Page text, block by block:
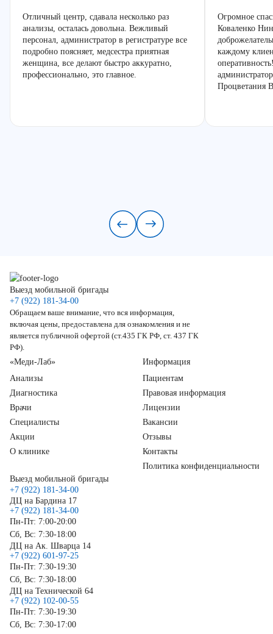
Отличный центр, сдавала несколько раз
анализы, осталась довольна. Вежливый
персонал, администратор в регистратуре все
подробно поясняет, медсестра приятная
женщина, все делают быстро аккуратно,
профессионально, это главное.
Огромное
Коваленко
каждому
Выезд мобильной бригады
+7 (922) 181-34-00
Обращаем ваше внимание, что вся информация,
включая цены, предоставлена для ознакомления и не
является публичной офертой (ст.435 ГК РФ, ст. 437 ГК
РФ).
«Меди-Лаб»
Анализы
Диагностика
Врачи
Специалисты
Акции
О клинике
Информация
Пациентам
Правовая информация
Лицензии
Вакансии
Отзывы
Контакты
Политика конфиденциальности
Выезд мобильной бригады
+7 (922) 181-34-00
ДЦ на Бардина 17
+7 (922) 181-34-00
Пн-Пт: 7:00-20:00
Сб, Вс: 7:30-18:00
ДЦ на Ак. Шварца 14
+7 (922) 601-97-25
Пн-Пт: 7:30-19:30
Сб, Вс: 7:30-18:00
ДЦ на Технической 64
+7 (922) 102-00-55
Пн-Пт: 7:30-19:30
Сб, Вс: 7:30-17:00